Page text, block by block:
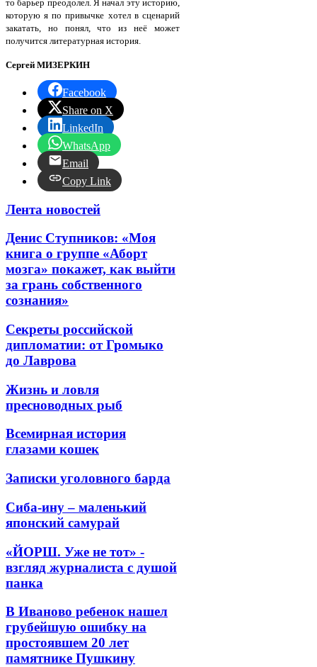
то барьер преодолел. Я начал эту историю,
которую я по привычке хотел в сценарий
закатать, но понял, что из неё может
получится литературная история.
Сергей МИЗЕРКИН
Facebook
Share on X
LinkedIn
WhatsApp
Email
Copy Link
Лента новостей
Денис Ступников: «Моя
книга о группе «Аборт
мозга» покажет, как выйти
за грань собственного
сознания»
Секреты российской
дипломатии: от Громыко
до Лаврова
Жизнь и ловля
пресноводных рыб
Всемирная история
глазами кошек
Записки уголовного барда
Сиба-ину – маленький
японский самурай
«ЙОРШ. Уже не тот» -
взгляд журналиста с душой
панка
В Иваново ребенок нашел
грубейшую ошибку на
простоявшем 20 лет
памятнике Пушкину